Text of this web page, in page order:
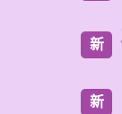
新
新